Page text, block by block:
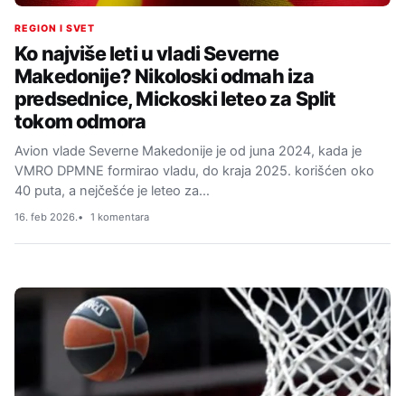
REGION I SVET
Ko najviše leti u vladi Severne
Makedonije? Nikoloski odmah iza
predsednice, Mickoski leteo za Split
tokom odmora
Avion vlade Severne Makedonije je od juna 2024, kada je
VMRO DPMNE formirao vladu, do kraja 2025. korišćen oko
40 puta, a nejčešće je leteo za…
16. feb 2026. 1 komentara